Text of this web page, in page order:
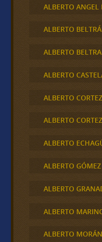
ALBERTO ANGEL
ALBERTO
ALBERTO
ALBERTO
ALBERTO CORTEZ
ALBERTO
ALBERTO
ALBERTO GÓMEZ
ALBERTO
ALBERTO
ALBERTO MORÁN